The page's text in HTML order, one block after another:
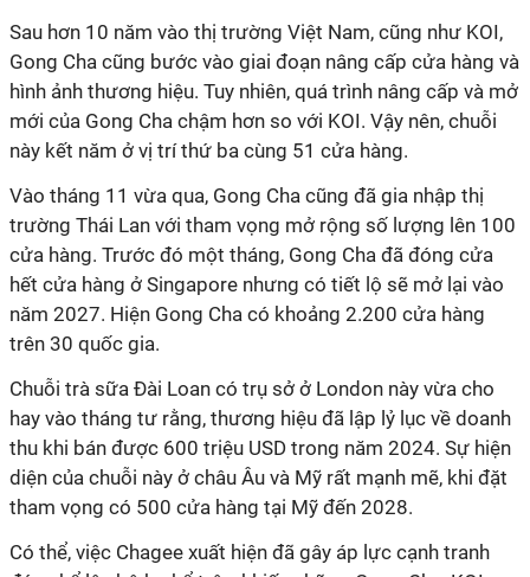
Sau hơn 10 năm vào thị trường Việt Nam, cũng như KOI,
Gong Cha cũng bước vào giai đoạn nâng cấp cửa hàng và
hình ảnh thương hiệu. Tuy nhiên, quá trình nâng cấp và mở
mới của Gong Cha chậm hơn so với KOI. Vậy nên, chuỗi
này kết năm ở vị trí thứ ba cùng 51 cửa hàng.
Vào tháng 11 vừa qua, Gong Cha cũng đã gia nhập thị
trường Thái Lan với tham vọng mở rộng số lượng lên 100
cửa hàng. Trước đó một tháng, Gong Cha đã đóng cửa
hết cửa hàng ở Singapore nhưng có tiết lộ sẽ mở lại vào
năm 2027. Hiện Gong Cha có khoảng 2.200 cửa hàng
trên 30 quốc gia.
Chuỗi trà sữa Đài Loan có trụ sở ở London này vừa cho
hay vào tháng tư rằng, thương hiệu đã lập lỷ lục về doanh
thu khi bán được 600 triệu USD trong năm 2024. Sự hiện
diện của chuỗi này ở châu Âu và Mỹ rất mạnh mẽ, khi đặt
tham vọng có 500 cửa hàng tại Mỹ đến 2028.
Có thể, việc Chagee xuất hiện đã gây áp lực cạnh tranh